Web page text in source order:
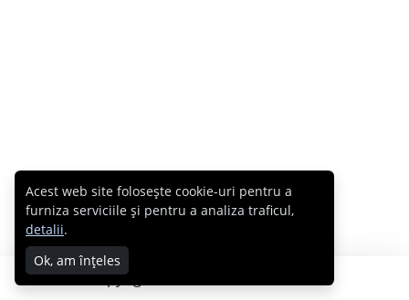
Copyright © 2007 - 2026 Cabral.ro
Acest web site folosește cookie-uri pentru a
furniza serviciile și pentru a analiza traficul,
detalii.
Ok, am înțeles